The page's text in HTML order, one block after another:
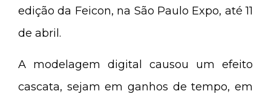
edição da Feicon, na São Paulo Expo, até 11
de abril.
A modelagem digital causou um efeito
cascata, sejam em ganhos de tempo, em